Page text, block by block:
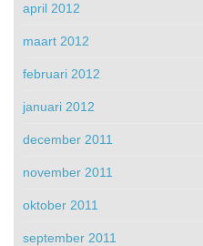
april 2012
maart 2012
februari 2012
januari 2012
december 2011
november 2011
oktober 2011
september 2011